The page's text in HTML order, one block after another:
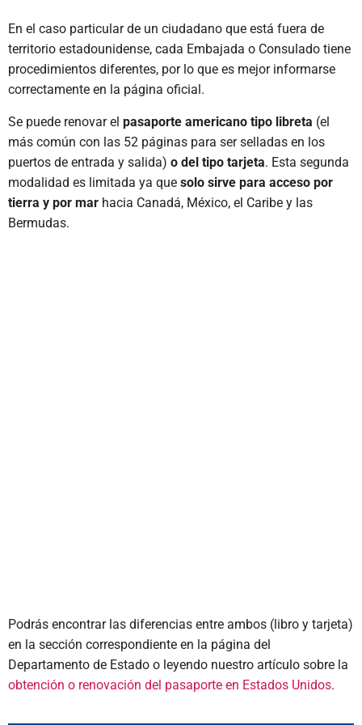
En el caso particular de un ciudadano que está fuera de
territorio estadounidense, cada Embajada o Consulado tiene
procedimientos diferentes, por lo que es mejor informarse
correctamente en la página oficial.
Se puede renovar el pasaporte americano tipo libreta (el
más común con las 52 páginas para ser selladas en los
puertos de entrada y salida) o del tipo tarjeta. Esta segunda
modalidad es limitada ya que solo sirve para acceso por
tierra y por mar hacia Canadá, México, el Caribe y las
Bermudas.
Podrás encontrar las diferencias entre ambos (libro y tarjeta)
en la sección correspondiente en la página del
Departamento de Estado o leyendo nuestro artículo sobre la
obtención o renovación del pasaporte en Estados Unidos.